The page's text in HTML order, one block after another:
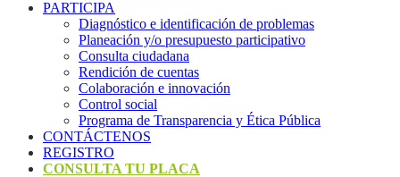
PARTICIPA
Diagnóstico e identificación de problemas
Planeación y/o presupuesto participativo​
Consulta ciudadana
Rendición de cuentas
Colaboración e innovación
Control social
Programa de Transparencia y Ética Pública
CONTÁCTENOS
REGISTRO
CONSULTA TU PLACA